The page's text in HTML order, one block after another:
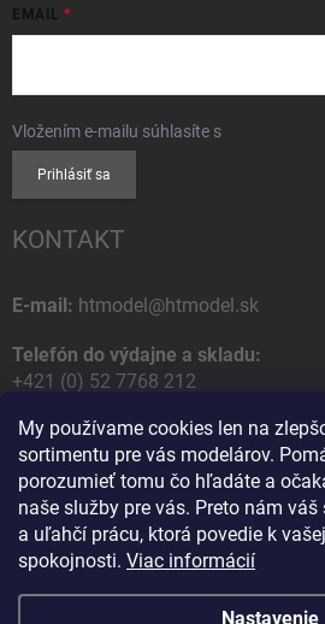
My používame cookies len na
sortimentu pre vás modelárov.
porozumieť tomu čo hľadáte a
naše služby pre vás. Preto nám
a uľahčí prácu, ktorá povedie k
spokojnosti. Viac informácií
Nastavenie
EMAIL
Vložením e-mailu súhlasíte s
Prihlásiť sa
KONTAKT
E-mail: htmodel@htmodel.sk
Telefón do výdajne a skladu:
+421 (0) 52 7768 212
Poštová / Odberná adresa:
HT model
Na letisko 49
058 01 Poprad
Slovenská Republika